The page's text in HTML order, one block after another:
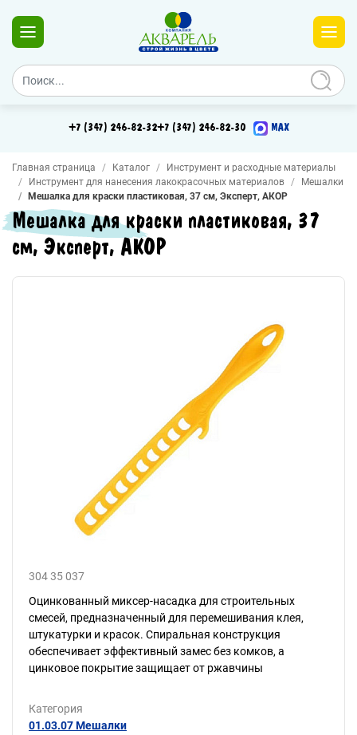
+7 (347) 246-82-32+7 (347) 246-82-30 MAX
Главная страница Каталог
Инструмент и расходные материалы
Инструмент для нанесения лакокрасочных материалов
Мешалки
Мешалка для краски пластиковая, 37 см, Эксперт, АКОР
Мешалка для краски пластиковая, 37
см, Эксперт, АКОР
304 35 037
Оцинкованный миксер-насадка для строительных
смесей, предназначенный для перемешивания клея,
штукатурки и красок. Спиральная конструкция
обеспечивает эффективный замес без комков, а
цинковое покрытие защищает от ржавчины
Категория
01.03.07 Мешалки